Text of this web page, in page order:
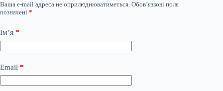
Ваша e-mail адреса не оприлюднюватиметься. Обов’язкові поля
позначені *
Ім’я *
Email *